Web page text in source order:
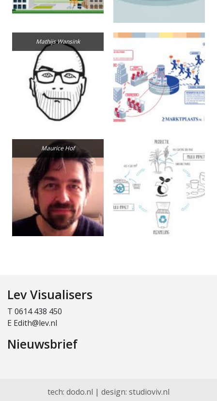
Mathijs Wansink
Maurice Hof
Lev Visualisers
T 0614 438 450
E Edith@lev.nl
Nieuwsbrief
tech: dodo.nl | design: studioviv.nl